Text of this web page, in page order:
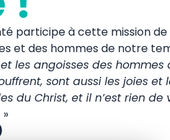
participe à cette mission de
et des hommes de notre
les angoisses des
sont aussi les joies et
du Christ, et il n’est rien
»